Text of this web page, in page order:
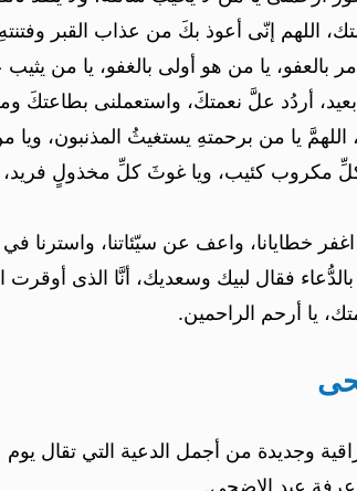
اللهم إنّى أعوذ بكَ من عذاب القبر
بالعفو، يا من هو أولى بالغفو، يا من يثيب
بعيد، أردُد علَّ نعمتكَ، واستعملنى بطاعتكَ
اللهمَّ يا من برحمتهِ يستغيثُ
كئيب، ويا غوثَ كلِّ مخذولٍ فريد،
اغفر خطايانا، واعف عن سيّئاتنا، واسترنا في
بالدُّعاء فقال لبيك وسعديك، أنَّا الذى
يا أرحم الراحمين.
وجديدة من أجمل الدعية التي تقال
عيد الاضحى.